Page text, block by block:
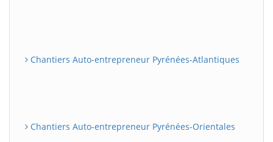
Chantiers Auto-entrepreneur Pyrénées-Atlantiques
Chantiers Auto-entrepreneur Pyrénées-Orientales